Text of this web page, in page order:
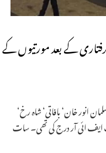
کے بعد مورتیوں کے
انور خان‘ بافاتی‘ شاہ رخ‘
ائی آر درج کی تھی۔ سات